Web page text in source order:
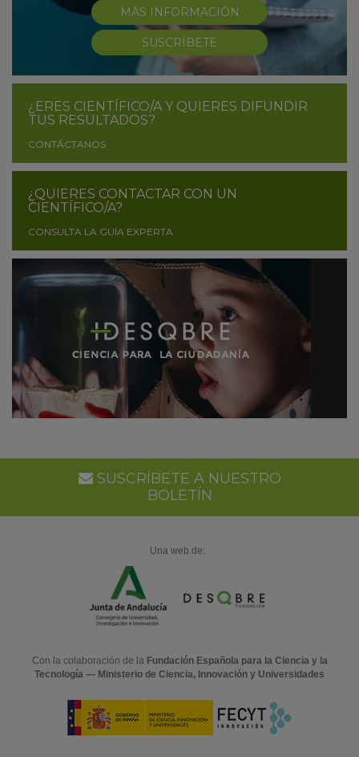
MÁS INFORMACIÓN
SUSCRÍBETE
¿ERES CIENTÍFICO/A Y QUIERES DIFUNDIR
TUS RESULTADOS?
CONTÁCTANOS
¿QUIERES CONTACTAR CON UN
CIENTÍFICO/A?
CONSULTA LA GUÍA EXPERTA
SUSCRÍBETE A NUESTRO
BOLETÍN
Una web de:
Con la colaboración de la Fundación Española para la Ciencia y la
Tecnología — Ministerio de Ciencia, Innovación y Universidades